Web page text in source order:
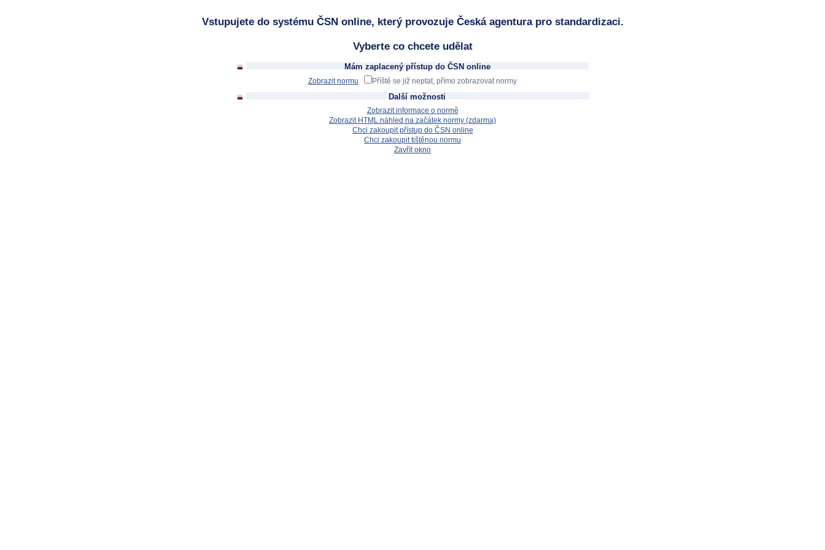
Vstupujete do systému ČSN online, který provozuje Česká agentura pro standardizaci.
Vyberte co chcete udělat
Mám zaplacený přístup do ČSN online
Zobrazit normu Příště se již neptat, přímo zobrazovat normy
Další možnosti
Zobrazit informace o normě
Zobrazit HTML náhled na začátek normy (zdarma)
Chci zakoupit přístup do ČSN online
Chci zakoupit tištěnou normu
Zavřít okno